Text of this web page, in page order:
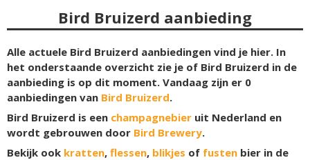
Bird Bruizerd aanbieding
Alle actuele Bird Bruizerd aanbiedingen vind je hier. In
het onderstaande overzicht zie je of Bird Bruizerd in de
aanbieding is op dit moment. Vandaag zijn er 0
aanbiedingen van Bird Bruizerd.
Bird Bruizerd is een champagnebier uit Nederland en
wordt gebrouwen door Bird Brewery.
Bekijk ook kratten, flessen, blikjes of fusten bier in de